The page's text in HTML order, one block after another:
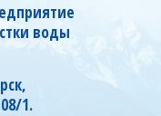
воды
1.